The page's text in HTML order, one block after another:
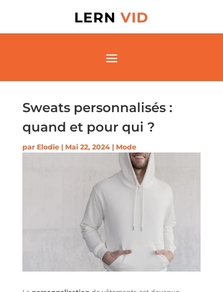
LERNVID
Sweats personnalisés :
quand et pour qui ?
par Elodie| Mai 22, 2024| Mode